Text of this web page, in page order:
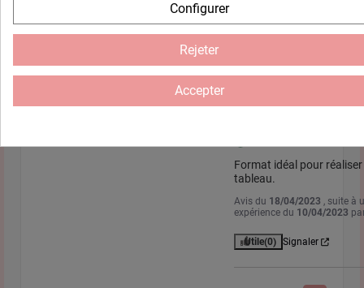
Format idéal pour
tableau.
Avis du 18/04/2023 , suite à
expérience du 10/04/2023
Utile(0) Signaler
Configurer
Rejeter
Accepter